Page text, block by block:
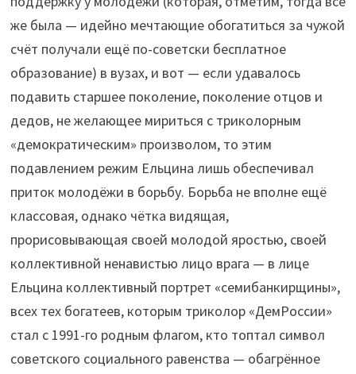
же была — идейно мечтающие обогатиться за чужой
счёт получали ещё по-советски бесплатное
образование) в вузах, и вот — если удавалось
подавить старшее поколение, поколение отцов и
дедов, не желающее мириться с триколорным
«демократическим» произволом, то этим
подавлением режим Ельцина лишь обеспечивал
приток молодёжи в борьбу. Борьба не вполне ещё
классовая, однако чётка видящая,
прорисовывающая своей молодой яростью, своей
коллективной ненавистью лицо врага — в лице
Ельцина коллективный портрет «семибанкирщины»,
всех тех богатеев, которым триколор «ДемРоссии»
стал с 1991-го родным флагом, кто топтал символ
советского социального равенства — обагрённое